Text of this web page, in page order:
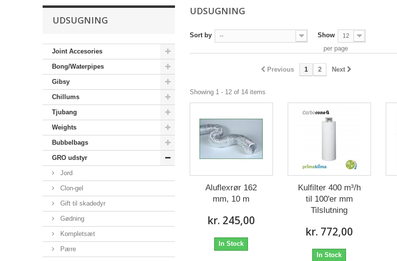
UDSUGNING
Joint Accesories
Bong/Waterpipes
Gibsy
Chillums
Tjubang
Weights
Bubbelbags
GRO udstyr
Jord
Clon-gel
Gift til skadedyr
Gødning
Kompletsæt
Pære
UDSUGNING
Sort by -- Show 12
per page
Previous 1 2 Next
Showing 1 - 12 of 14 items
Aluflexrør 162
mm, 10 m
kr. 245,00
In Stock
Kulfilter 400 m³/h
til 100'er mm
Tilslutning
kr. 772,00
In Stock